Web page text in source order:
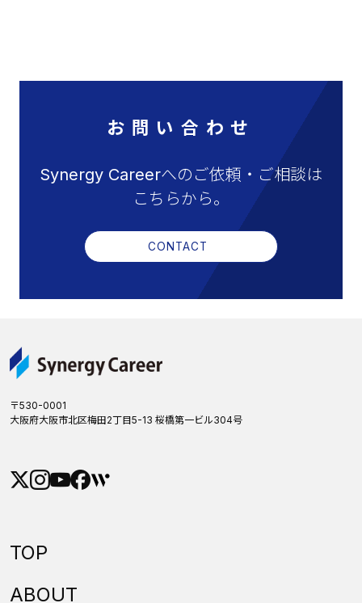
お問い合わせ
Synergy Careerへのご依頼・ご相談は
こちらから。
CONTACT
〒530-0001
大阪府大阪市北区梅田2丁目5-13 桜橋第一ビル304号
TOP
ABOUT